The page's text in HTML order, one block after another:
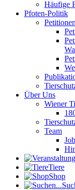
Häufige
Pfoten-Politik
Petitionen
Über Uns
Wiener
Team
Tiere
Shop